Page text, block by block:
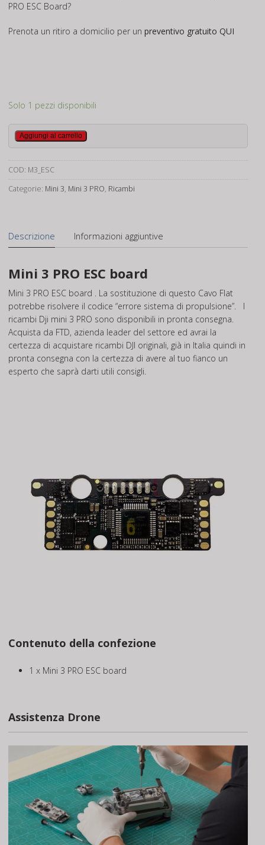
PRO ESC Board?
Prenota un ritiro a domicilio per un preventivo gratuito QUI
Solo 1 pezzi disponibili
Mini
3
PRO
ESC
board
Aggiungi al carrello
COD: M3_ESC
Categorie: Mini 3, Mini 3 PRO, Ricambi
Descrizione Informazioni aggiuntive
Mini 3 PRO ESC board
Mini 3 PRO ESC board . La sostituzione di questo Cavo Flat
potrebbe risolvere il codice “errore sistema di propulsione”. I
ricambi Dji mini 3 PRO sono disponibili in pronta consegna.
Acquista da FTD, azienda leader del settore ed avrai la
certezza di acquistare ricambi DJI originali, già in Italia quindi in
pronta consegna con la certezza di avere al tuo fianco un
esperto che saprà darti utili consigli.
Contenuto della confezione
1 x Mini 3 PRO ESC board
Assistenza Drone